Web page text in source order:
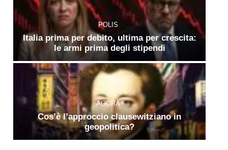
POLIS
Italia prima per debito, ultima per crescita:
le armi prima degli stipendi
AGORÀ
Cos’è l’approccio clausewitziano in
geopolitica?